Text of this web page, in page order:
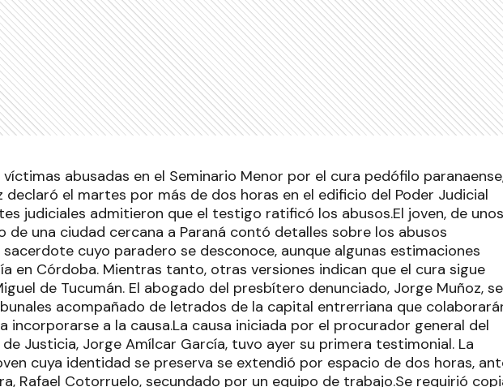
abusadas en el Seminario Menor por el cura pedófilo
declaró el martes por más de dos horas en el edificio del Poder Judicial
judiciales admitieron que el testigo ratificó los abusos.El joven, de unos
de una ciudad cercana a Paraná contó detalles sobre los abusos
cuyo paradero se desconoce, aunque algunas estimaciones
en Córdoba. Mientras tanto, otras versiones indican que el cura sigue
de Tucumán. El abogado del presbítero denunciado, Jorge Muñoz, se
acompañado de letrados de la capital entrerriana que
incorporarse a la causa.La causa iniciada por el procurador general del
Justicia, Jorge Amílcar García, tuvo ayer su primera testimonial. La
cuya identidad se preserva se extendió por espacio de dos horas,
Rafael Cotorruelo, secundado por un equipo de trabajo.Se requirió